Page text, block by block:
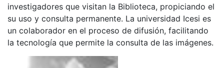
investigadores que visitan la Biblioteca, propiciando el
su uso y consulta permanente. La universidad Icesi es
un colaborador en el proceso de difusión, facilitando
la tecnología que permite la consulta de las imágenes.